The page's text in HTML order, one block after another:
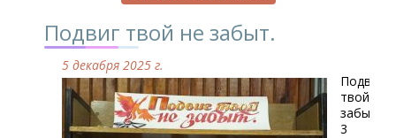
Подвиг твой не забыт.
5 декабря 2025 г.
Подвиг
твой не
забыт.
3